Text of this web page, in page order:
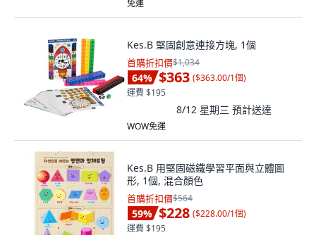
免運
Kes.B 堅固創意連接方塊, 1個
首購折扣價$1,034
64% $363 ($363.00/1個)
運費 $195
8/12 星期三 預計送達
WOW免運
Kes.B 用堅固磁鐵學習平面與立體圖
形, 1個, 混合顏色
首購折扣價$564
59% $228 ($228.00/1個)
運費 $195